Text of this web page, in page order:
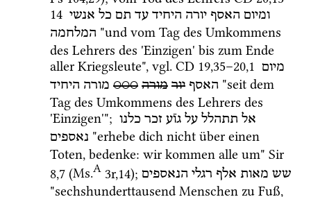
14
ומיום האסף יורה היחיד עד תם כל אנשי
המלחמה "und vom Tag des Umkommens
des Lehrers des 'Einzigen' bis zum Ende
aller Kriegsleute", vgl. CD 19,35–20,1 מיום
האסף יור מורה ○○○ מורה היחיד
"seit dem
Tag des Umkommens des Lehrers des
'Einzigen'";
אל תתהלל על גוֿע זכר כלנו
נאספים "erhebe dich nicht über einen
Toten, bedenke: wir kommen alle um" Sir
8,7 (Ms.A 3r,14); שש מאות אלף רגלי הנאספים
"sechshunderttausend Menschen zu Fuß,